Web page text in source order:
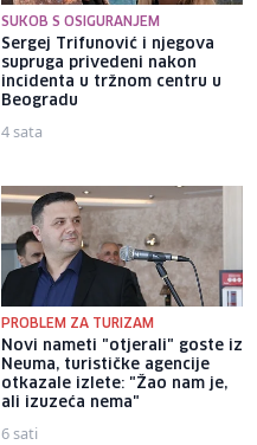
SUKOB S OSIGURANJEM
Sergej Trifunović i njegova
supruga privedeni nakon
incidenta u tržnom centru u
Beogradu
4 sata
PROBLEM ZA TURIZAM
Novi nameti "otjerali" goste iz
Neuma, turističke agencije
otkazale izlete: "Žao nam je,
ali izuzeća nema"
6 sati